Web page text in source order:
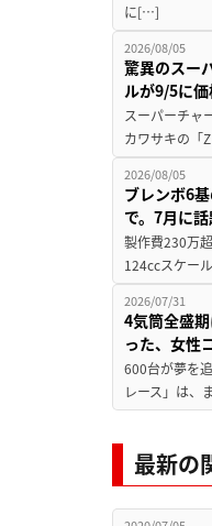
に[…]
2026/08/05
驚異のスー
ルが9/5に
スーパーチャ
カワサキの「
2026/08/05
ブレンボ6
で。7月に
製作費230万
124ccスケー
2026/07/31
4気筒全盛
った、女性
600台が夢を
レース」は、
最新の